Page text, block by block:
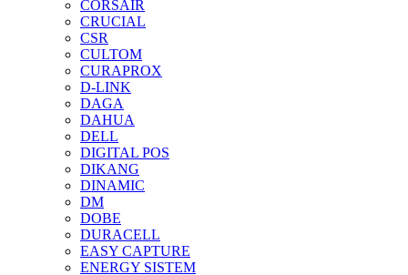
CORSAIR
CRUCIAL
CSR
CULTOM
CURAPROX
D-LINK
DAGA
DAHUA
DELL
DIGITAL POS
DIKANG
DINAMIC
DM
DOBE
DURACELL
EASY CAPTURE
ENERGY SISTEM